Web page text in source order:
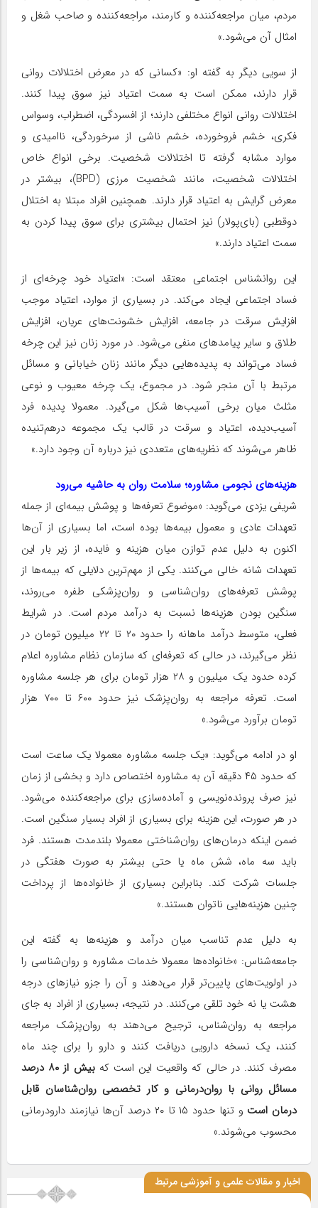
مردم، میان مراجعه‌کننده و کارمند، مراجعه‌کننده و صاحب شغل و
امثال آن می‌شود.»
از سویی دیگر به گفته او:‌ «کسانی که در معرض اختلالات روانی
قرار دارند، ممکن است به سمت اعتیاد نیز سوق پیدا کنند.
اختلالات روانی انواع مختلفی دارند؛ از افسردگی، اضطراب، وسواس
فکری، خشم فروخورده، خشم ناشی از سرخوردگی، ناامیدی و
موارد مشابه گرفته تا اختلالات شخصیت. برخی انواع خاص
اختلالات شخصیت، مانند شخصیت مرزی (BPD)، بیشتر در
معرض گرایش به اعتیاد قرار دارند. همچنین افراد مبتلا به اختلال
دوقطبی (بای‌پولار) نیز احتمال بیشتری برای سوق پیدا کردن به
سمت اعتیاد دارند.»
این روانشناس اجتماعی معتقد است: «اعتیاد خود چرخه‌ای از
فساد اجتماعی ایجاد می‌کند. در بسیاری از موارد، اعتیاد موجب
افزایش سرقت در جامعه، افزایش خشونت‌های عریان، افزایش
طلاق و سایر پیامدهای منفی می‌شود. در مورد زنان نیز این چرخه
فساد می‌تواند به پدیده‌هایی دیگر مانند زنان خیابانی و مسائل
مرتبط با آن منجر شود. در مجموع، یک چرخه معیوب و نوعی
مثلث میان برخی آسیب‌ها شکل می‌گیرد. معمولا پدیده فرد
آسیب‌دیده، اعتیاد و سرقت در قالب یک مجموعه درهم‌تنیده
ظاهر می‌شوند که نظریه‌های متعددی نیز درباره آن وجود دارد.»
هزینه‌های نجومی مشاوره؛ سلامت روان به حاشیه می‌رود
شریفی یزدی می‌گوید: «موضوع تعرفه‌ها و پوشش بیمه‌ای از جمله
تعهدات عادی و معمول بیمه‌ها بوده است، اما بسیاری از آن‌ها
اکنون به دلیل عدم توازن میان هزینه و فایده، از زیر بار این
تعهدات شانه خالی می‌کنند. یکی از مهم‌ترین دلایلی که بیمه‌ها از
پوشش تعرفه‌های روان‌شناسی و روان‌پزشکی طفره می‌روند،
سنگین بودن هزینه‌ها نسبت به درآمد مردم است. در شرایط
فعلی، متوسط درآمد ماهانه را حدود ۲۰ تا ۲۲ میلیون تومان در
نظر می‌گیرند، در حالی که تعرفه‌ای که سازمان نظام مشاوره اعلام
کرده حدود یک میلیون و ۲۸ هزار تومان برای هر جلسه مشاوره
است. تعرفه مراجعه به روان‌پزشک نیز حدود ۶۰۰ تا ۷۰۰ هزار
تومان برآورد می‌شود.»
او در ادامه می‌گوید: «یک جلسه مشاوره معمولا یک ساعت است
که حدود ۴۵ دقیقه آن به مشاوره اختصاص دارد و بخشی از زمان
نیز صرف پرونده‌نویسی و آماده‌سازی برای مراجعه‌کننده می‌شود.
در هر صورت، این هزینه برای بسیاری از افراد بسیار سنگین است.
ضمن اینکه درمان‌های روان‌شناختی معمولا بلندمدت هستند. فرد
باید سه ماه، شش ماه یا حتی بیشتر به صورت هفتگی در
جلسات شرکت کند. بنابراین بسیاری از خانواده‌ها از پرداخت
چنین هزینه‌هایی ناتوان هستند.»
به دلیل عدم تناسب میان درآمد و هزینه‌ها به گفته این
جامعه‌شناس: «خانواده‌ها معمولا خدمات مشاوره و روان‌شناسی را
در اولویت‌های پایین‌تر قرار می‌دهند و آن را جزو نیازهای درجه
هشت یا نه خود تلقی می‌کنند. در نتیجه، بسیاری از افراد به جای
مراجعه به روان‌شناس، ترجیح می‌دهند به روان‌پزشک مراجعه
کنند، یک نسخه دارویی دریافت کنند و دارو را برای چند ماه
مصرف کنند. در حالی که واقعیت این است که
بیش از ۸۰ درصد
مسائل روانی با روان‌درمانی و کار تخصصی روان‌شناسان قابل
درمان است
و تنها حدود ۱۵ تا ۲۰ درصد آن‌ها نیازمند دارودرمانی
محسوب می‌شوند.»
اخبار و مقالات علمی و آموزشی مرتبط